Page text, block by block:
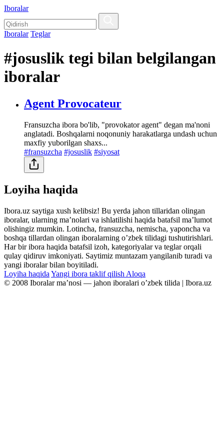
Iboralar
Iboralar Teglar
#josuslik tegi bilan belgilangan
iboralar
Agent Provocateur
Fransuzcha ibora bo'lib, "provokator agent" degan ma'noni
anglatadi. Boshqalarni noqonuniy harakatlarga undash uchun
maxfiy yuborilgan shaxs...
#fransuzcha #josuslik #siyosat
Loyiha haqida
Ibora.uz saytiga xush kelibsiz! Bu yerda jahon tillaridan olingan
iboralar, ularning maʼnolari va ishlatilishi haqida batafsil maʼlumot
olishingiz mumkin. Lotincha, fransuzcha, nemischa, yaponcha va
boshqa tillardan olingan iboralarning oʼzbek tilidagi tushutirishlari.
Har bir ibora haqida batafsil izoh, kategoriyalar va teglar orqali
qulay qidiruv imkoniyati. Saytimiz muntazam yangilanib turadi va
yangi iboralar bilan boyitiladi.
Loyiha haqida Yangi ibora taklif qilish Aloqa
© 2008 Iboralar maʼnosi — jahon iboralari oʼzbek tilida | Ibora.uz